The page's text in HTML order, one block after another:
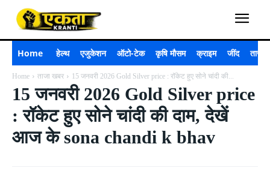
Home हेल्थ एजुकेशन ऑटो-टेक कृषि मौसम क्राइम जींद ताजा
Home ताजा खबर 15 जनवरी 2026 Gold Silver price : रॉकेट हुए सोने चांदी की...
15 जनवरी 2026 Gold Silver price
: रॉकेट हुए सोने चांदी की दाम, देखें
आज के sona chandi k bhav